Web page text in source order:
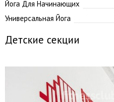
Йога Для Начинающих
Универсальная Йога
Детские секции